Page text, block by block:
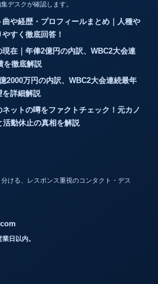
デスクが確認します。
や経歴・プロフィールまとめ｜人種や
すく徹底回答！
在｜年俸2億円の内訳、WBC2大会連
を徹底解説
2000万円の内訳、WBC2大会連続最年
を詳細解説
ットの噂をファクトチェック！元カノ
動休止の真相を解説
ける、レスポンス重視のコンタクト・デス
日以内。